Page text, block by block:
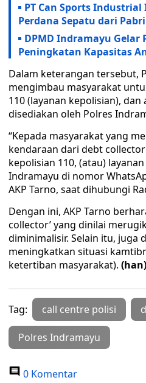
PT Can Sports
Perdana Sepatu dari
DPMD Indramayu Gelar
Peningkatan Kapasitas
Dalam keterangan tersebut,
mengimbau masyarakat
110 (layanan kepolisian),
disediakan oleh Polres
“Kepada masyarakat yang
kendaraan dari debt
kepolisian 110, (atau)
Indramayu di nomor
AKP Tarno, saat dihubungi
Dengan ini, AKP Tarno
collector’ yang dinilai
diminimalisir. Selain itu, juga
meningkatkan situasi
ketertiban masyarakat). (han)
Tag: call centre polisi
Polres Indramayu
0 Komentar